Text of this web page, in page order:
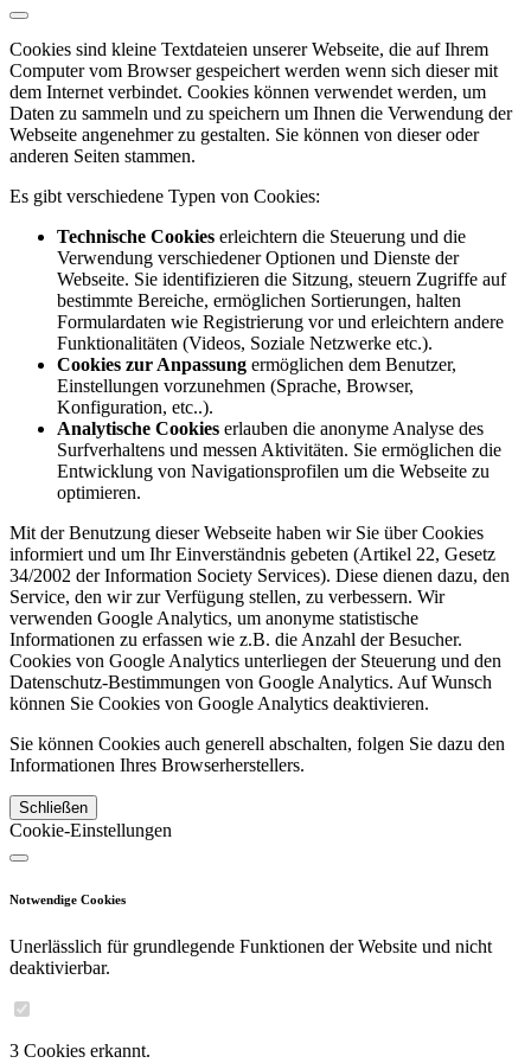
Cookies sind kleine Textdateien unserer Webseite, die auf Ihrem
Computer vom Browser gespeichert werden wenn sich dieser mit
dem Internet verbindet. Cookies können verwendet werden, um
Daten zu sammeln und zu speichern um Ihnen die Verwendung der
Webseite angenehmer zu gestalten. Sie können von dieser oder
anderen Seiten stammen.
Es gibt verschiedene Typen von Cookies:
Technische Cookies erleichtern die Steuerung und die
Verwendung verschiedener Optionen und Dienste der
Webseite. Sie identifizieren die Sitzung, steuern Zugriffe auf
bestimmte Bereiche, ermöglichen Sortierungen, halten
Formulardaten wie Registrierung vor und erleichtern andere
Funktionalitäten (Videos, Soziale Netzwerke etc.).
Cookies zur Anpassung ermöglichen dem Benutzer,
Einstellungen vorzunehmen (Sprache, Browser,
Konfiguration, etc..).
Analytische Cookies erlauben die anonyme Analyse des
Surfverhaltens und messen Aktivitäten. Sie ermöglichen die
Entwicklung von Navigationsprofilen um die Webseite zu
optimieren.
Mit der Benutzung dieser Webseite haben wir Sie über Cookies
informiert und um Ihr Einverständnis gebeten (Artikel 22, Gesetz
34/2002 der Information Society Services). Diese dienen dazu, den
Service, den wir zur Verfügung stellen, zu verbessern. Wir
verwenden Google Analytics, um anonyme statistische
Informationen zu erfassen wie z.B. die Anzahl der Besucher.
Cookies von Google Analytics unterliegen der Steuerung und den
Datenschutz-Bestimmungen von Google Analytics. Auf Wunsch
können Sie Cookies von Google Analytics deaktivieren.
Sie können Cookies auch generell abschalten, folgen Sie dazu den
Informationen Ihres Browserherstellers.
Schließen
Cookie-Einstellungen
Notwendige Cookies
Unerlässlich für grundlegende Funktionen der Website und nicht
deaktivierbar.
3 Cookies erkannt.